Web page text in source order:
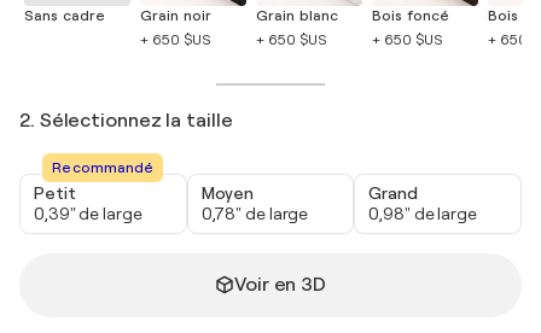
Sans cadre
Grain noir
+ 650 $US
Grain blanc
+ 650 $US
Bois foncé
+ 650 $US
Bois
+ 650
2. Sélectionnez la taille
Recommandé
Petit
0,39" de large
Moyen
0,78" de large
Grand
0,98" de large
Voir en 3D